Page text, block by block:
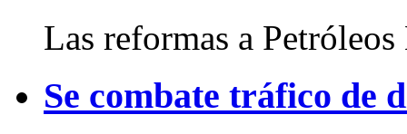
Las reformas a
Se combate tráfico de